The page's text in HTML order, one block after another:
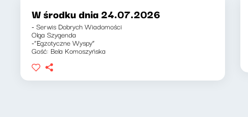
W środku dnia 24.07.2026
- Serwis Dobrych Wiadomości
Olga Szygenda
-“Egzotyczne Wyspy”
Gość: Bela Komoszyńska